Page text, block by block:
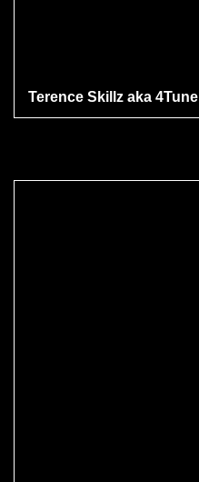
Terence Skillz aka 4Tune